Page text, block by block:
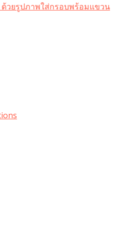
วยรูปภาพใส่กรอบพร้อมแขวน​